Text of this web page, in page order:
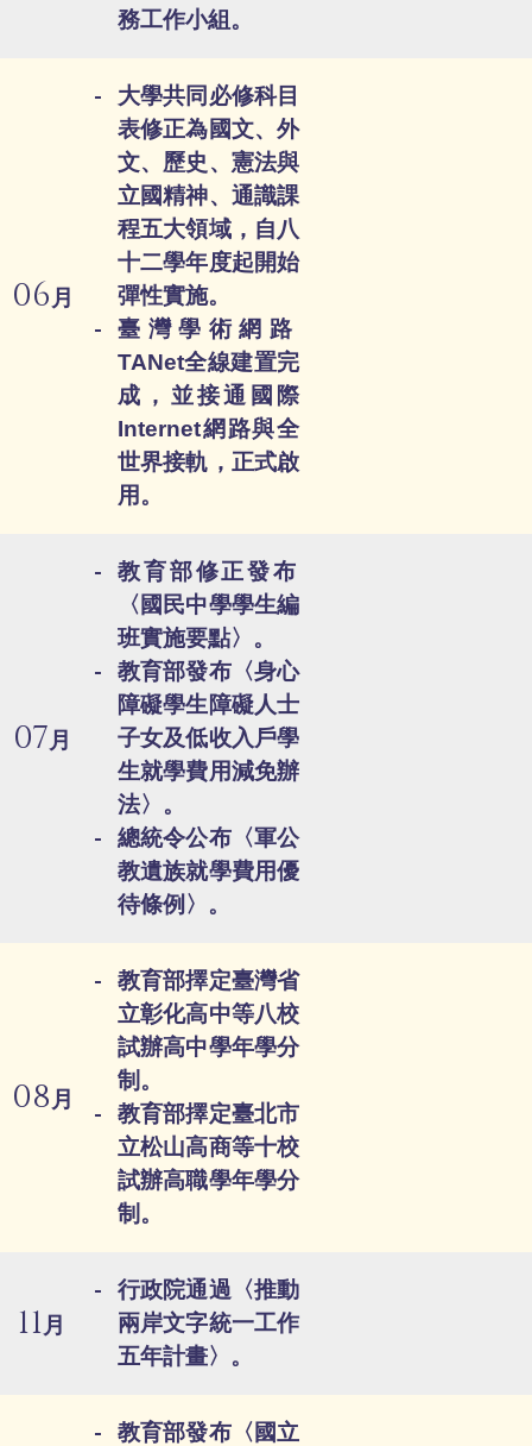
務工作小組。
06 月
大學共同必修科目
表修正為國文、外
文、歷史、憲法與
立國精神、通識課
程五大領域，自八
十二學年度起開始
彈性實施。
臺灣學術網路
TANet全線建置完
成，並接通國際
Internet網路與全
世界接軌，正式啟
用。
07月
教育部修正發布
〈國民中學學生編
班實施要點〉。
教育部發布〈身心
障礙學生障礙人士
子女及低收入戶學
生就學費用減免辦
法〉。
總統令公布〈軍公
教遺族就學費用優
待條例〉。
08 月
教育部擇定臺灣省
立彰化高中等八校
試辦高中學年學分
制。
教育部擇定臺北市
立松山高商等十校
試辦高職學年學分
制。
11月
行政院通過〈推動
兩岸文字統一工作
五年計畫〉。
教育部發布〈國立